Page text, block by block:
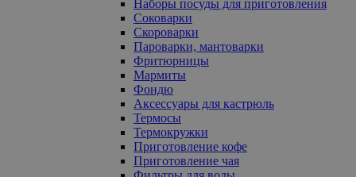
Наборы посуды для приготовления
Соковарки
Скороварки
Пароварки, мантоварки
Фритюрницы
Мармиты
Фондю
Аксессуары для кастрюль
Термосы
Термокружки
Приготовление кофе
Приготовление чая